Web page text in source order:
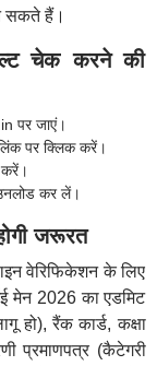
सकते हैं।
चेक करने की
पर जाएं।
पर क्लिक करें।
करें।
कर लें।
जरूरत
वेरिफिकेशन के लिए
मेन 2026 का एडमिट
हो), रैंक कार्ड, कक्षा
प्रमाणपत्र (कैटेगरी